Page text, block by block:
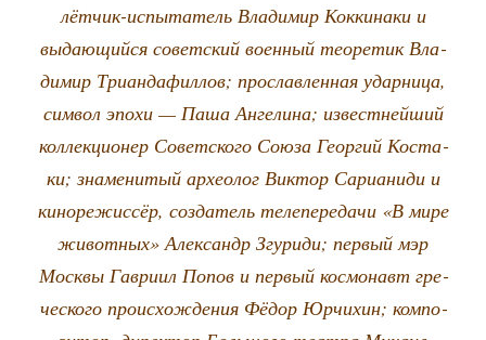
лёт­чик-испы­та­тель Вла­ди­мир Кок­ки­на­ки и
выда­ю­щий­ся совет­ский воен­ный тео­ре­тик Вла­
ди­мир Три­ан­да­фил­лов; про­слав­лен­ная удар­ни­ца,
сим­вол эпо­хи — Паша Анге­ли­на; извест­ней­ший
кол­лек­ци­о­нер Совет­ско­го Сою­за Геор­гий Коста­
ки; зна­ме­ни­тый архео­лог Вик­тор Сари­а­ни­ди и
кино­ре­жис­сёр, созда­тель теле­пе­ре­да­чи «В мире
живот­ных» Алек­сандр Згу­ри­ди; пер­вый мэр
Моск­вы Гав­ри­ил Попов и пер­вый кос­мо­навт гре­
че­ско­го про­ис­хож­де­ния Фёдор Юрчи­хин; ком­по­